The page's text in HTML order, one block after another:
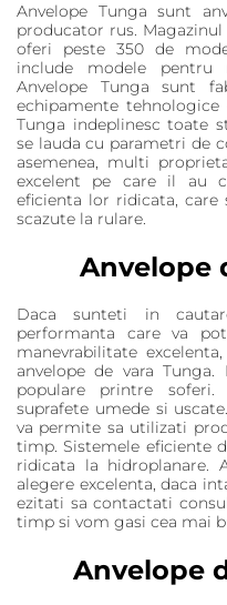
Anvelope Tunga sunt
producator rus.
oferi peste 350 de
include modele pentru
Anvelope Tunga sunt
echipamente
Tunga indeplinesc toate
se lauda cu parametri de
asemenea, multi
excelent pe care il au
eficienta lor ridicata, care
scazute la rulare.
Anvelope
Daca sunteti in
performanta care va
manevrabilitate
anvelope de vara
populare printre
suprafete umede si
va permite sa utilizati
timp. Sistemele eficiente
ridicata la hidroplanare.
alegere excelenta, daca
ezitati sa contactati
timp si vom gasi cea mai
Anvelope